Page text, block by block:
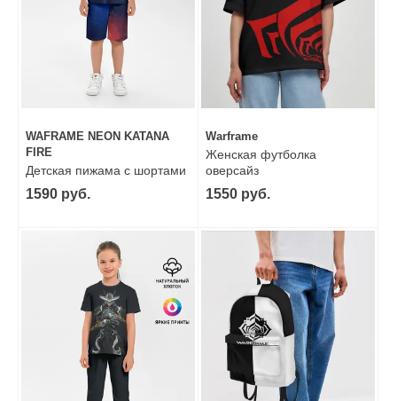
WAFRAME NEON KATANA
FIRE
Детская пижама с шортами
1590 руб.
Warframe
Женская футболка
оверсайз
1550 руб.